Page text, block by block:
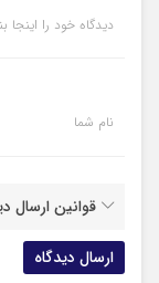
دیدگاه خود را اینجا
نام شما
قوانین ارسال